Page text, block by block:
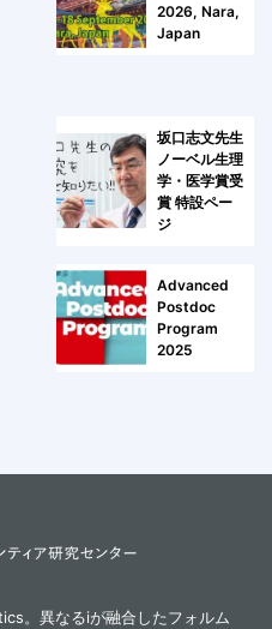
2026, Nara,
Japan
坂口志文先生
ノーベル生理
学・医学賞受
賞 特設ペー
ジ
Advanced
Postdoc
Program
2025
。異なるiが融合したフォルム